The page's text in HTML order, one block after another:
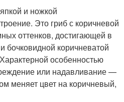
и ножкой
Это гриб с коричневой
оттенков, достигающей в
бочковидной коричневатой
особенностью
или надавливание —
меняет цвет на коричневый,